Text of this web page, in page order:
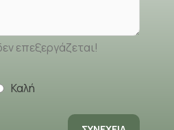
επεξεργάζεται!
Καλή